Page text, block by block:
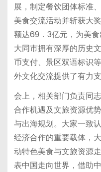
展，制定餐饮团体标准
美食交流活动并斩获大
额达69．3亿元，为美
大同市拥有深厚的历史
币支付、景区双语标识
外文化交流提供了有力支
会上，相关部门负责同
合作机遇及文旅资源优
与出海规划。大家一致
经济合作的重要载体，
动特色美食与文旅资源
表中国走向世界，借助